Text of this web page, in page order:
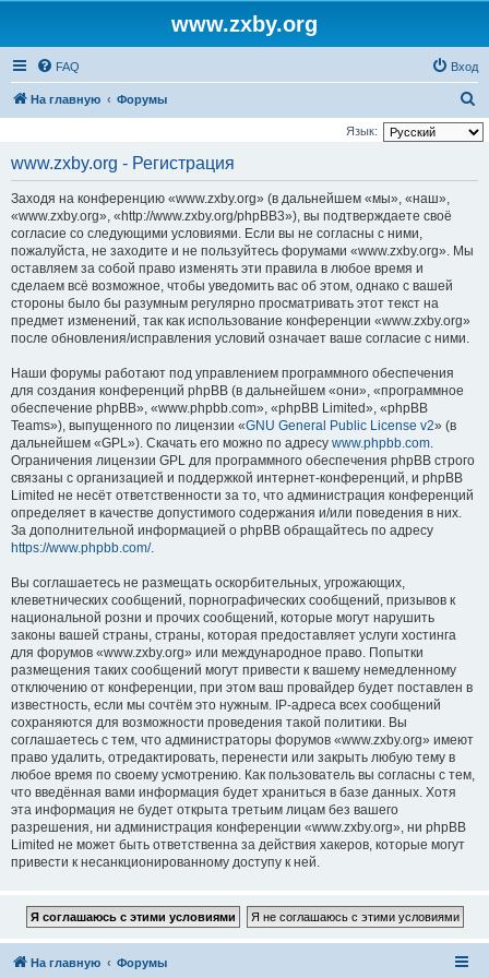
www.zxby.org
FAQ Вход
На главную Форумы
о
Язык:
www.zxby.org - Регистрация
Заходя на конференцию «www.zxby.org» (в дальнейшем «мы», «наш»,
«www.zxby.org», «http://www.zxby.org/phpBB3»), вы подтверждаете своё
согласие со следующими условиями. Если вы не согласны с ними,
пожалуйста, не заходите и не пользуйтесь форумами «www.zxby.org». Мы
оставляем за собой право изменять эти правила в любое время и
сделаем всё возможное, чтобы уведомить вас об этом, однако с вашей
стороны было бы разумным регулярно просматривать этот текст на
предмет изменений, так как использование конференции «www.zxby.org»
после обновления/исправления условий означает ваше согласие с ними.
Наши форумы работают под управлением программного обеспечения
для создания конференций phpBB (в дальнейшем «они», «программное
обеспечение phpBB», «www.phpbb.com», «phpBB Limited», «phpBB
Teams»), выпущенного по лицензии «GNU General Public License v2» (в
дальнейшем «GPL»). Скачать его можно по адресу www.phpbb.com.
Ограничения лицензии GPL для программного обеспечения phpBB строго
связаны с организацией и поддержкой интернет-конференций, и phpBB
Limited не несёт ответственности за то, что администрация конференций
определяет в качестве допустимого содержания и/или поведения в них.
За дополнительной информацией о phpBB обращайтесь по адресу
https://www.phpbb.com/.
Вы соглашаетесь не размещать оскорбительных, угрожающих,
клеветнических сообщений, порнографических сообщений, призывов к
национальной розни и прочих сообщений, которые могут нарушить
законы вашей страны, страны, которая предоставляет услуги хостинга
для форумов «www.zxby.org» или международное право. Попытки
размещения таких сообщений могут привести к вашему немедленному
отключению от конференции, при этом ваш провайдер будет поставлен в
известность, если мы сочтём это нужным. IP-адреса всех сообщений
сохраняются для возможности проведения такой политики. Вы
соглашаетесь с тем, что администраторы форумов «www.zxby.org» имеют
право удалить, отредактировать, перенести или закрыть любую тему в
любое время по своему усмотрению. Как пользователь вы согласны с тем,
что введённая вами информация будет храниться в базе данных. Хотя
эта информация не будет открыта третьим лицам без вашего
разрешения, ни администрация конференции «www.zxby.org», ни phpBB
Limited не может быть ответственна за действия хакеров, которые могут
привести к несанкционированному доступу к ней.
На главную Форумы